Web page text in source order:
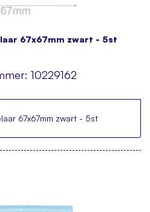
67x67mm zwart - 5st
10229162
67x67mm zwart - 5st